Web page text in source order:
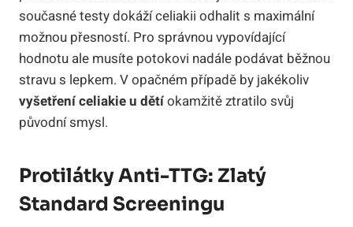
současné testy dokáží celiakii odhalit s maximální
možnou přesností. Pro správnou vypovídající
hodnotu ale musíte potokovi nadále podávat běžnou
stravu s lepkem. V opačném případě by jakékoliv
vyšetření celiakie u dětíokamžitě ztratilo svůj
původní smysl.
Protilátky Anti-TTG: Zlatý
Standard Screeningu